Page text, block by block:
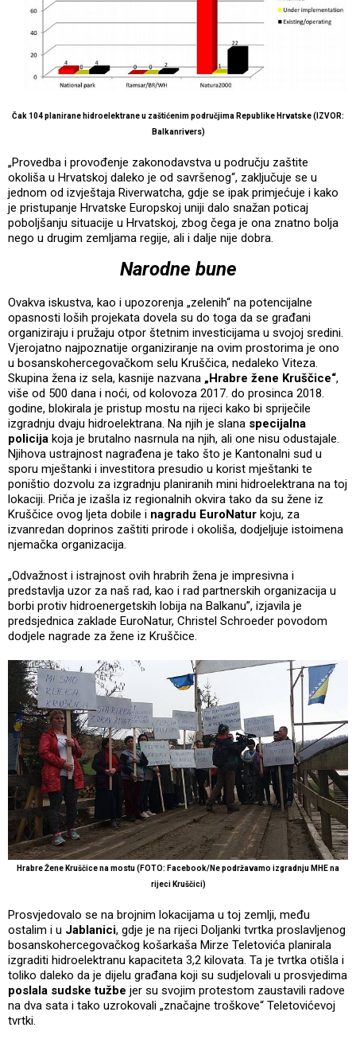
Čak 104 planirane hidroelektrane u zaštićenim područjima Republike Hrvatske (IZVOR:
Balkanrivers)
„Provedba i provođenje zakonodavstva u području zaštite
okoliša u Hrvatskoj daleko je od savršenog“, zaključuje se u
jednom od izvještaja Riverwatcha, gdje se ipak primjećuje i kako
je pristupanje Hrvatske Europskoj uniji dalo snažan poticaj
poboljšanju situacije u Hrvatskoj, zbog čega je ona znatno bolja
nego u drugim zemljama regije, ali i dalje nije dobra.
Narodne bune
Ovakva iskustva, kao i upozorenja „zelenih“ na potencijalne
opasnosti loših projekata dovela su do toga da se građani
organiziraju i pružaju otpor štetnim investicijama u svojoj sredini.
Vjerojatno najpoznatije organiziranje na ovim prostorima je ono
u bosanskohercegovačkom selu Kruščica, nedaleko Viteza.
Skupina žena iz sela, kasnije nazvana „Hrabre žene Kruščice“,
više od 500 dana i noći, od kolovoza 2017. do prosinca 2018.
godine, blokirala je pristup mostu na rijeci kako bi spriječile
izgradnju dvaju hidroelektrana. Na njih je slana specijalna
policija koja je brutalno nasrnula na njih, ali one nisu odustajale.
Njihova ustrajnost nagrađena je tako što je Kantonalni sud u
sporu mještanki i investitora presudio u korist mještanki te
poništio dozvolu za izgradnju planiranih mini hidroelektrana na toj
lokaciji. Priča je izašla iz regionalnih okvira tako da su žene iz
Kruščice ovog ljeta dobile i nagradu EuroNatur koju, za
izvanredan doprinos zaštiti prirode i okoliša, dodjeljuje istoimena
njemačka organizacija.
„Odvažnost i istrajnost ovih hrabrih žena je impresivna i
predstavlja uzor za naš rad, kao i rad partnerskih organizacija u
borbi protiv hidroenergetskih lobija na Balkanu”, izjavila je
predsjednica zaklade EuroNatur, Christel Schroeder povodom
dodjele nagrade za žene iz Kruščice.
Hrabre Žene Kruščice na mostu (FOTO: Facebook/Ne podržavamo izgradnju MHE na
rijeci Kruščici)
Prosvjedovalo se na brojnim lokacijama u toj zemlji, među
ostalim i u Jablanici, gdje je na rijeci Doljanki tvrtka proslavljenog
bosanskohercegovačkog košarkaša Mirze Teletovića planirala
izgraditi hidroelektranu kapaciteta 3,2 kilovata. Ta je tvrtka otišla i
toliko daleko da je dijelu građana koji su sudjelovali u prosvjedima
poslala sudske tužbe jer su svojim protestom zaustavili radove
na dva sata i tako uzrokovali „značajne troškove“ Teletovićevoj
tvrtki.